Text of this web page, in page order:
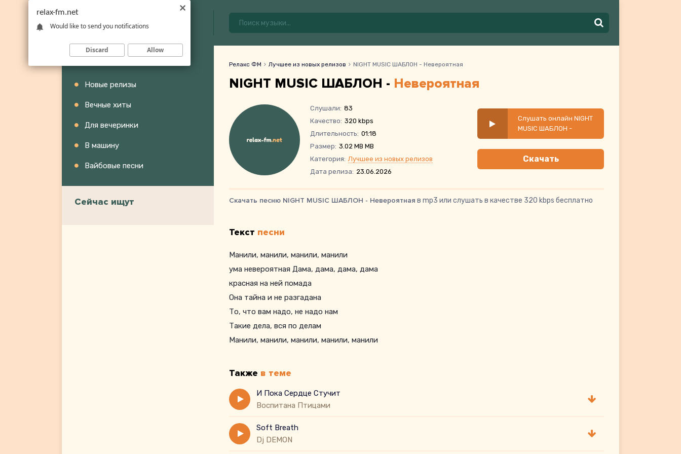
Новые релизы
Вечные хиты
Для вечеринки
В машину
Вайбовые песни
Сейчас ищут
Релакс ФМ Лучшее из новых релизов NIGHT MUSIC ШАБЛОН - Невероятная
NIGHT MUSIC ШАБЛОН - Невероятная
Слушали: 83
Качество: 320 kbps
Длительность: 01:18
Размер: 3.02 MB MB
Категория: Лучшее из новых релизов
Дата релиза: 23.06.2026
Слушать онлайн NIGHT
MUSIC ШАБЛОН -
Невероятная
Скачать
Скачать песню NIGHT MUSIC ШАБЛОН - Невероятная в mp3 или слушать в качестве 320 kbps бесплатно
Текст песни
Манили, манили, манили, манили
ума невероятная Дама, дама, дама, дама
красная на ней помада
Она тайна и не разгадана
То, что вам надо, не надо нам
Такие дела, вся по делам
Манили, манили, манили, манили, манили
Также в теме
И Пока Сердце Стучит
Воспитана Птицами
Soft Breath
Dj DEMON
relax-fm.net
Would like to send you notifications
Discard Allow